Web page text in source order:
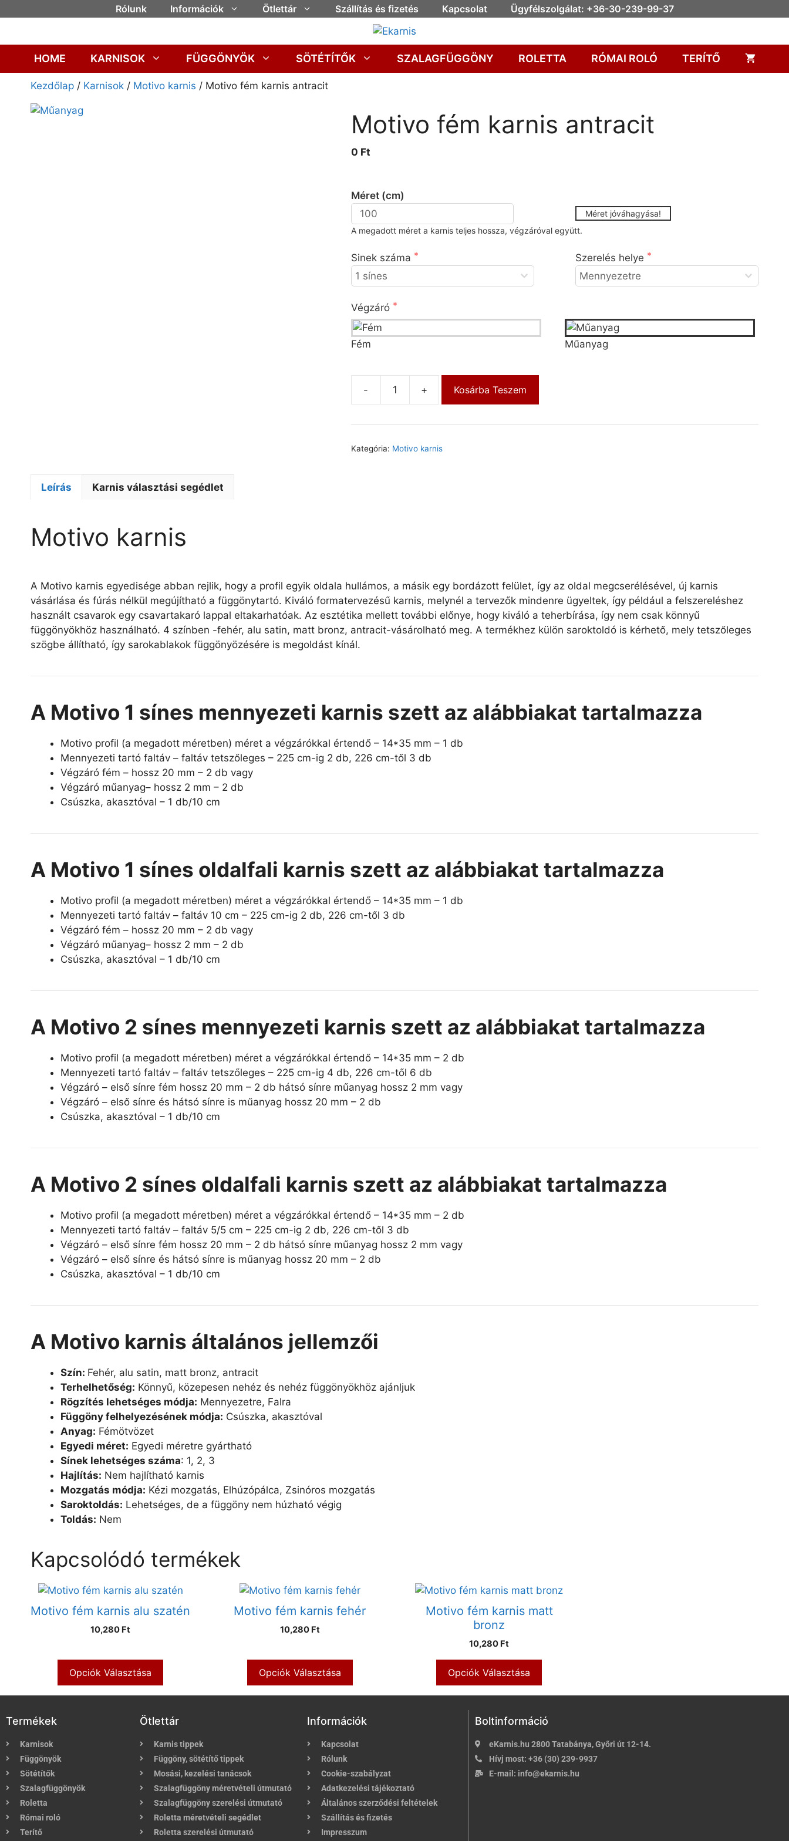
Rólunk Információk Ötlettár Szállítás és fizetés Kapcsolat Ügyfélszolgálat: +36-30-239-99-37
HOME KARNISOK FÜGGÖNYÖK SÖTÉTÍTŐK SZALAGFÜGGÖNY ROLETTA RÓMAI ROLÓ TERÍTŐ
Kezdőlap / Karnisok / Motivo karnis / Motivo fém karnis antracit
Motivo fém karnis antracit
0 Ft
Méret (cm)
Méret jóváhagyása!
A megadott méret a karnis teljes hossza, végzáróval együtt.
Sinek száma
Szerelés helye
Végzáró
Fém Műanyag
- + Kosárba Teszem
Kategória: Motivo karnis
Leírás Karnis választási segédlet
Motivo karnis
A Motivo karnis egyedisége abban rejlik, hogy a profil egyik oldala hullámos, a másik egy bordázott felület, így az oldal megcserélésével, új karnis
vásárlása és fúrás nélkül megújítható a függönytartó. Kiváló formatervezésű karnis, melynél a tervezők mindenre ügyeltek, így például a felszereléshez
használt csavarok egy csavartakaró lappal eltakarhatóak. Az esztétika mellett további előnye, hogy kiváló a teherbírása, így nem csak könnyű
függönyökhöz használható. 4 színben -fehér, alu satin, matt bronz, antracit-vásárolható meg. A termékhez külön saroktoldó is kérhető, mely tetszőleges
szögbe állítható, így sarokablakok függönyözésére is megoldást kínál.
A Motivo 1 sínes mennyezeti karnis szett az alábbiakat tartalmazza
Motivo profil (a megadott méretben) méret a végzárókkal értendő – 14*35 mm – 1 db
Mennyezeti tartó faltáv – faltáv tetszőleges – 225 cm-ig 2 db, 226 cm-től 3 db
Végzáró fém – hossz 20 mm – 2 db vagy
Végzáró műanyag– hossz 2 mm – 2 db
Csúszka, akasztóval – 1 db/10 cm
A Motivo 1 sínes oldalfali karnis szett az alábbiakat tartalmazza
Motivo profil (a megadott méretben) méret a végzárókkal értendő – 14*35 mm – 1 db
Mennyezeti tartó faltáv – faltáv 10 cm – 225 cm-ig 2 db, 226 cm-től 3 db
Végzáró fém – hossz 20 mm – 2 db vagy
Végzáró műanyag– hossz 2 mm – 2 db
Csúszka, akasztóval – 1 db/10 cm
A Motivo 2 sínes mennyezeti karnis szett az alábbiakat tartalmazza
Motivo profil (a megadott méretben) méret a végzárókkal értendő – 14*35 mm – 2 db
Mennyezeti tartó faltáv – faltáv tetszőleges – 225 cm-ig 4 db, 226 cm-től 6 db
Végzáró – első sínre fém hossz 20 mm – 2 db hátsó sínre műanyag hossz 2 mm vagy
Végzáró – első sínre és hátsó sínre is műanyag hossz 20 mm – 2 db
Csúszka, akasztóval – 1 db/10 cm
A Motivo 2 sínes oldalfali karnis szett az alábbiakat tartalmazza
Motivo profil (a megadott méretben) méret a végzárókkal értendő – 14*35 mm – 2 db
Mennyezeti tartó faltáv – faltáv 5/5 cm – 225 cm-ig 2 db, 226 cm-től 3 db
Végzáró – első sínre fém hossz 20 mm – 2 db hátsó sínre műanyag hossz 2 mm vagy
Végzáró – első sínre és hátsó sínre is műanyag hossz 20 mm – 2 db
Csúszka, akasztóval – 1 db/10 cm
A Motivo karnis általános jellemzői
Szín: Fehér, alu satin, matt bronz, antracit
Terhelhetőség: Könnyű, közepesen nehéz és nehéz függönyökhöz ajánljuk
Rögzítés lehetséges módja: Mennyezetre, Falra
Függöny felhelyezésének módja: Csúszka, akasztóval
Anyag: Fémötvözet
Egyedi méret: Egyedi méretre gyártható
Sínek lehetséges száma: 1, 2, 3
Hajlítás: Nem hajlítható karnis
Mozgatás módja: Kézi mozgatás, Elhúzópálca, Zsinóros mozgatás
Saroktoldás: Lehetséges, de a függöny nem húzható végig
Toldás: Nem
Kapcsolódó termékek
Motivo fém karnis alu szatén
10,280 Ft
Opciók Választása
Motivo fém karnis fehér
10,280 Ft
Opciók Választása
Motivo fém karnis matt
bronz
10,280 Ft
Opciók Választása
Termékek
Karnisok
Függönyök
Sötétítők
Szalagfüggönyök
Roletta
Római roló
Terítő
Ötlettár
Karnis tippek
Függöny, sötétítő tippek
Mosási, kezelési tanácsok
Szalagfüggöny méretvételi útmutató
Szalagfüggöny szerelési útmutató
Roletta méretvételi segédlet
Roletta szerelési útmutató
Információk
Kapcsolat
Rólunk
Cookie-szabályzat
Adatkezelési tájékoztató
Általános szerződési feltételek
Szállítás és fizetés
Impresszum
Boltinformáció
eKarnis.hu 2800 Tatabánya, Győri út 12-14.
Hívj most: +36 (30) 239-9937
E-mail: info@ekarnis.hu